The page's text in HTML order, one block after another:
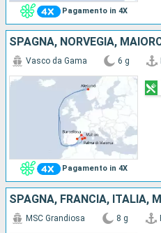
Pagamento in 4X
SPAGNA, NORVEGIA,
Pagamento in 4X
Vasco da Gama 6 g
SPAGNA, FRANCIA, ITALIA,
MSC Grandiosa 8 g